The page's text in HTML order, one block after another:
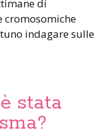
di
cromosomiche
indagare sulle
stata